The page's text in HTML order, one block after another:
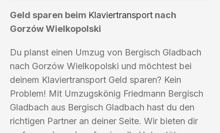
Geld sparen beim Klaviertransport nach
Gorzów Wielkopolski
Du planst einen Umzug von Bergisch Gladbach
nach Gorzów Wielkopolski und möchtest bei
deinem Klaviertransport Geld sparen? Kein
Problem! Mit Umzugskönig Friedmann Bergisch
Gladbach aus Bergisch Gladbach hast du den
richtigen Partner an deiner Seite. Wir bieten dir